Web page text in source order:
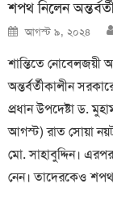
শপথ নিলেন
Posted
on
আগস্ট ৯, ২০২৪
শান্তিতে নোবেলজয়ী
অন্তর্বর্তীকালীন
প্রধান উপদেষ্টা ড.
আগস্ট) রাত সোয়া
মো. সাহাবুদ্দিন।
নেন। তাদেরকেও